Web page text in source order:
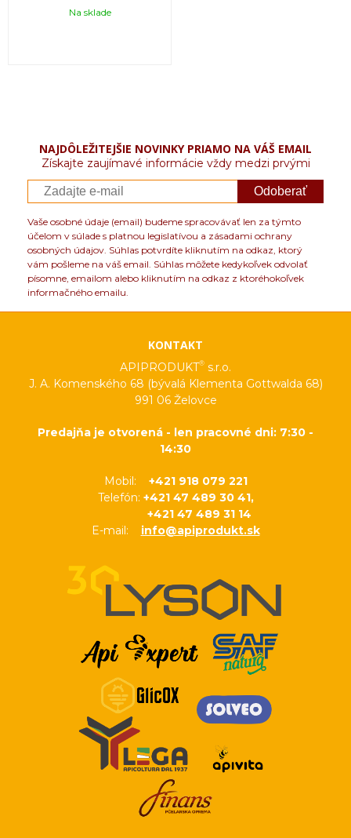
Na sklade
NAJDÔLEŽITEJŠIE NOVINKY PRIAMO NA VÁŠ EMAIL
Získajte zaujímavé informácie vždy medzi prvými
Odoberať
Vaše osobné údaje (email) budeme spracovávať len za týmto
účelom v súlade s platnou legislatívou a zásadami ochrany
osobných údajov. Súhlas potvrdíte kliknutím na odkaz, ktorý
vám pošleme na váš email. Súhlas môžete kedykoľvek odvolať
písomne, emailom alebo kliknutím na odkaz z ktoréhokoľvek
informačného emailu.
KONTAKT
APIPRODUKT® s.r.o.
J. A. Komenského 68 (bývalá Klementa Gottwalda 68)
991 06 Želovce
Predajňa je otvorená - len pracovné dni: 7:30 -
14:30
Mobil: +421 918 079 221
Telefón: +421 47 489 30 41,
+421 47 489 31 14
E-mail: info@apiprodukt.sk